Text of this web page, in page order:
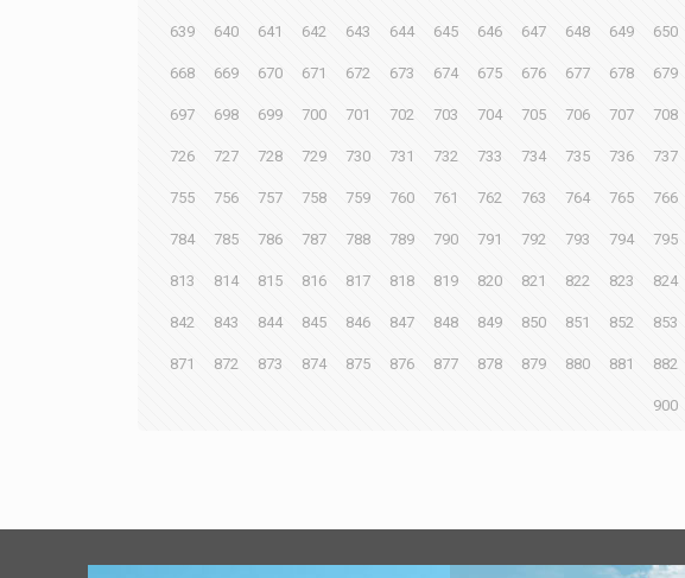
639 640 641 642 643 644 645 646 647 648 649 650
668 669 670 671 672 673 674 675 676 677 678 679
697 698 699 700 701 702 703 704 705 706 707 708
726 727 728 729 730 731 732 733 734 735 736 737
755 756 757 758 759 760 761 762 763 764 765 766
784 785 786 787 788 789 790 791 792 793 794 795
813 814 815 816 817 818 819 820 821 822 823 824
842 843 844 845 846 847 848 849 850 851 852 853
871 872 873 874 875 876 877 878 879 880 881 882
900